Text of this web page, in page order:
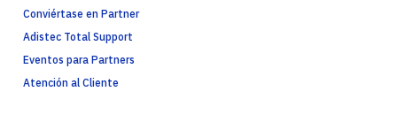
Conviértase en Partner
Adistec Total Support
Eventos para Partners
Atención al Cliente